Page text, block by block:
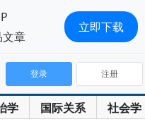
学 国际关系 社会学
登录 注册
章
立即下载